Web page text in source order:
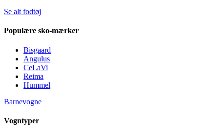
Se alt fodtøj
Populære sko-mærker
Bisgaard
Angulus
CeLaVi
Reima
Hummel
Barnevogne
Vogntyper